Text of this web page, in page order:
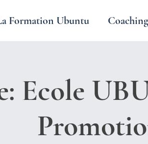
Formation Ubuntu
Ecole